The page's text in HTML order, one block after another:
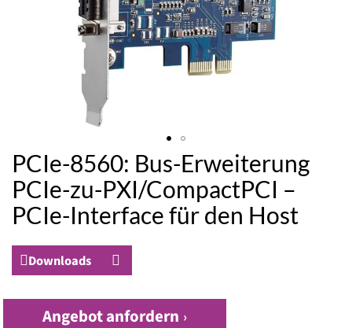
PCIe-8560: Bus-Erweiterung
PCIe-zu-PXI/CompactPCI –
PCIe-Interface für den Host
Downloads
Angebot anfordern
Zum
Anfang
der
Bildergalerie
springen